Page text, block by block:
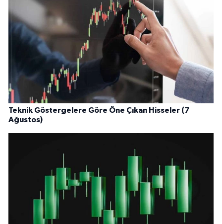
Teknik Göstergelere Göre Öne Çıkan Hisseler (7
Ağustos)